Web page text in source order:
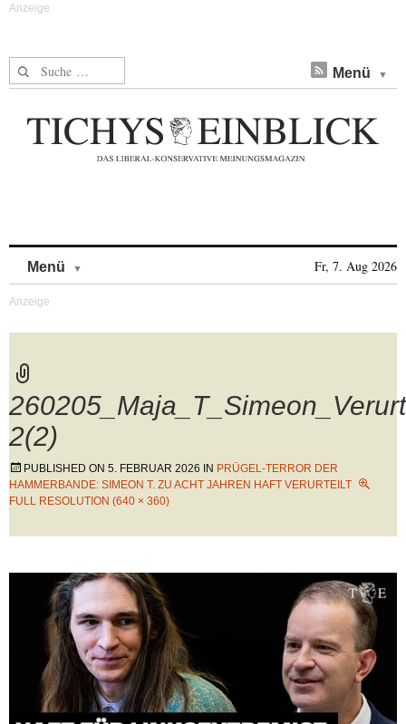
Suche nach: Menü
Menü Fr, 7. Aug 2026
2(2)
PUBLISHED ON 5. FEBRUAR 2026 IN PRÜGEL-TERROR DER
HAMMERBANDE: SIMEON T. ZU ACHT JAHREN HAFT VERURTEILT
FULL RESOLUTION (640 × 360)